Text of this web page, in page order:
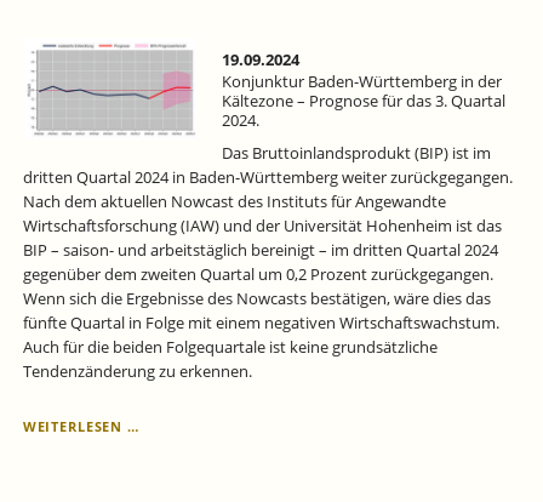
–
KONJUNKTUR
IN
19.09.2024
Konjunktur Baden-Württemberg in der
Kältezone – Prognose für das 3. Quartal
2024.
Das Bruttoinlandsprodukt (BIP) ist im
dritten Quartal 2024 in Baden-Württemberg weiter zurückgegangen.
Nach dem aktuellen Nowcast des Instituts für Angewandte
Wirtschaftsforschung (IAW) und der Universität Hohenheim ist das
BIP – saison- und arbeitstäglich bereinigt – im dritten Quartal 2024
gegenüber dem zweiten Quartal um 0,2 Prozent zurückgegangen.
Wenn sich die Ergebnisse des Nowcasts bestätigen, wäre dies das
fünfte Quartal in Folge mit einem negativen Wirtschaftswachstum.
Auch für die beiden Folgequartale ist keine grundsätzliche
Tendenzänderung zu erkennen.
WEITERLESEN …KONJUNKTUR